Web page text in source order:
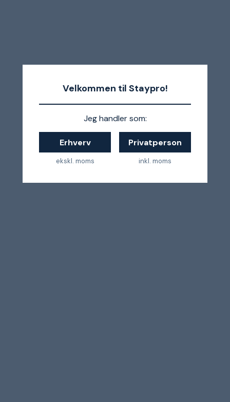
Velkommen til Staypro!
Jeg handler som:
Erhverv
ekskl. moms
Privatperson
inkl. moms